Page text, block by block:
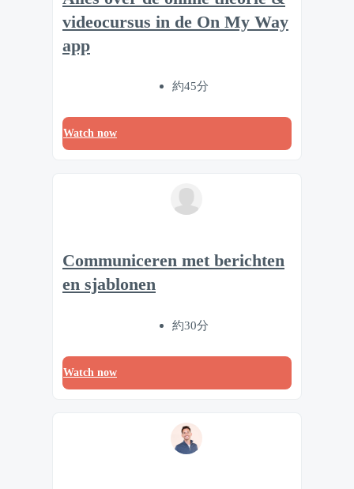
videocursus in de On My Way
app
約45分
Watch now
Communiceren met berichten
en sjablonen
約30分
Watch now